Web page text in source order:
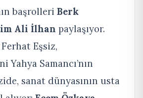
başrolleri Berk
Ali İlhan paylaşıyor.
Ferhat Eşsiz,
Samancı’nın
sanat dünyasının usta